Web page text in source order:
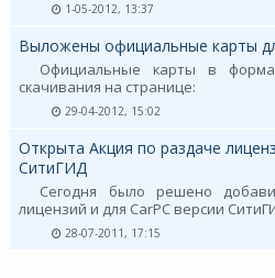
1-05-2012, 13:37
Выложены официальные карты
Официальные карты в
скачивания на странице:
29-04-2012, 15:02
Открыта Акция по раздаче
СитиГИД
Сегодня было решено
лицензий и для CarPC версии
28-07-2011, 17:15